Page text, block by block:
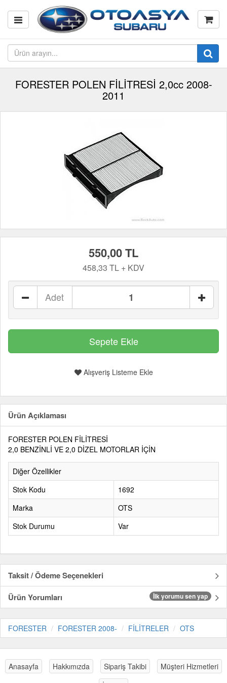
FORESTER POLEN FİLİTRESİ 2,0cc 2008-
2011
550,00 TL
458,33 TL + KDV
Adet
Alışveriş Listeme Ekle
Ürün Açıklaması
FORESTER POLEN FİLİTRESİ
2,0 BENZİNLİ VE 2,0 DİZEL MOTORLAR İÇİN
Diğer Özellikler
Stok Kodu
1692
Marka
OTS
Stok Durumu
Var
Taksit / Ödeme Seçenekleri
Ürün Yorumları
İlk yorumu sen yap
FORESTER FORESTER 2008- FİLİTRELER OTS
Anasayfa Hakkımızda Sipariş Takibi
Müşteri Hizmetleri